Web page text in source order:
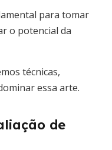
para tomar
o potencial da
técnicas,
essa arte.
de